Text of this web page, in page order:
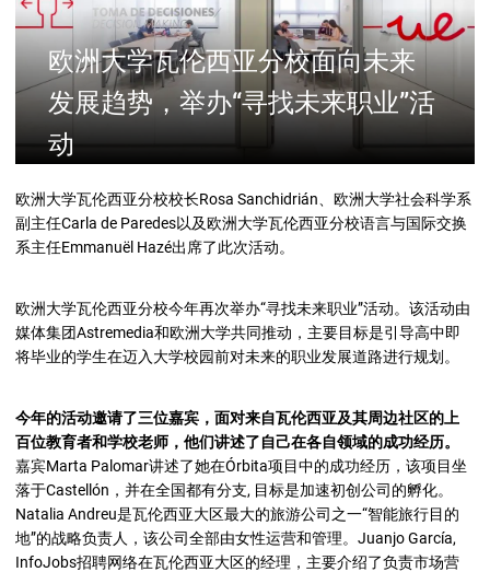
欧洲大学瓦伦西亚分校面向未来
发展趋势，举办“寻找未来职业”活
动
欧洲大学瓦伦西亚分校校长Rosa Sanchidrián、欧洲大学社会科学系
副主任Carla de Paredes以及欧洲大学瓦伦西亚分校语言与国际交换
系主任Emmanuël Hazé出席了此次活动。
欧洲大学瓦伦西亚分校今年再次举办“寻找未来职业”活动。该活动由
媒体集团Astremedia和欧洲大学共同推动，主要目标是引导高中即
将毕业的学生在迈入大学校园前对未来的职业发展道路进行规划。
今年的活动邀请了三位嘉宾，面对来自瓦伦西亚及其周边社区的上
百位教育者和学校老师，他们讲述了自己在各自领域的成功经历。
嘉宾Marta Palomar讲述了她在Órbita项目中的成功经历，该项目坐
落于Castellón，并在全国都有分支, 目标是加速初创公司的孵化。
Natalia Andreu是瓦伦西亚大区最大的旅游公司之一“智能旅行目的
地”的战略负责人，该公司全部由女性运营和管理。Juanjo García,
InfoJobs招聘网络在瓦伦西亚大区的经理，主要介绍了负责市场营